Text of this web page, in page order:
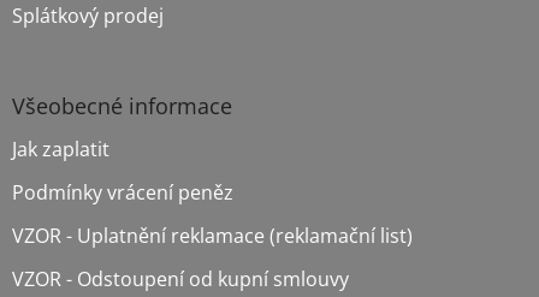
Splátkový prodej
Všeobecné informace
Jak zaplatit
Podmínky vrácení peněz
VZOR - Uplatnění reklamace (reklamační list)
VZOR - Odstoupení od kupní smlouvy